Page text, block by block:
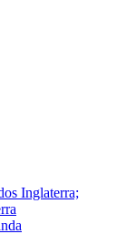
Inglaterra;